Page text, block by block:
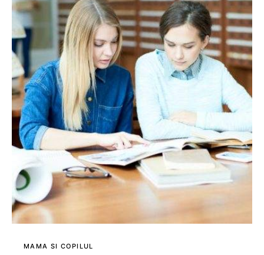
MAMA SI COPILUL